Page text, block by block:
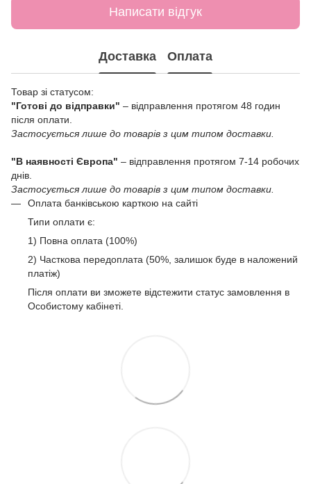
Написати відгук
Доставка Оплата
Товар зі статусом:
"Готові до відправки" – відправлення протягом 48 годин
після оплати.
Застосується лише до товарів з цим типом доставки.
"В наявності Європа" – відправлення протягом 7-14 робочих
днів.
Застосується лише до товарів з цим типом доставки.
Оплата банківською карткою на сайті
Типи оплати є:
1) Повна оплата (100%)
2) Часткова передоплата (50%, залишок буде в наложений
платіж)
Після оплати ви зможете відстежити статус замовлення в
Особистому кабінеті.